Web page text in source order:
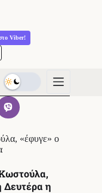
Viber!
«έφυγε» ο
Δευτέρα η